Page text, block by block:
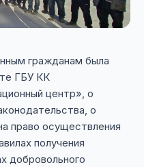
гражданам была
ГБУ КК
центр», о
о
право осуществления
получения
добровольного